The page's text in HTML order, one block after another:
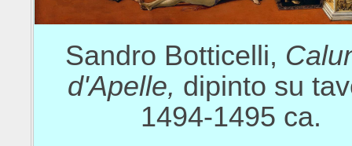
Sandro Botticelli,
d'Apelle, dipinto su
1494-1495 ca.